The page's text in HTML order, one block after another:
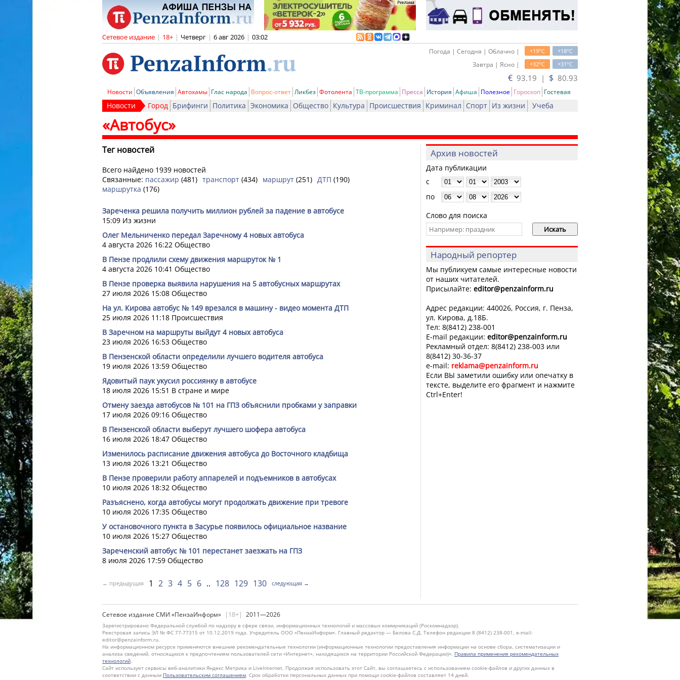
Сетевое издание | 18+ | Четверг | 6 авг 2026 | 03:02
+18oC
+19oC
Погода | Сегодня | Облачно |
+31oC
+32oC
Завтра | Ясно |
€ 93.19 | $ 80.93
Новости Объявления Автохамы Глас народа Вопрос-ответ Ликбез Фотолента ТВ-программа Пресса История Афиша Полезное Гороскоп Гостевая
Новости Город Брифинги Политика Экономика Общество Культура Происшествия Криминал Спорт Из жизни Учеба
«Автобус»
Тег новостей
Всего найдено 1939 новостей
Связанные: пассажир (481) транспорт (434) маршрут (251) ДТП (190)
маршрутка (176)
Зареченка решила получить миллион рублей за падение в автобусе
15:09 Из жизни
Олег Мельниченко передал Заречному 4 новых автобуса
4 августа 2026 16:22 Общество
В Пензе продлили схему движения маршруток № 1
4 августа 2026 10:41 Общество
В Пензе проверка выявила нарушения на 5 автобусных маршрутах
27 июля 2026 15:08 Общество
На ул. Кирова автобус № 149 врезался в машину - видео момента ДТП
25 июля 2026 11:18 Происшествия
В Заречном на маршруты выйдут 4 новых автобуса
23 июля 2026 16:53 Общество
В Пензенской области определили лучшего водителя автобуса
19 июля 2026 13:59 Общество
Ядовитый паук укусил россиянку в автобусе
18 июля 2026 15:51 В стране и мире
Отмену заезда автобусов № 101 на ГПЗ объяснили пробками у заправки
17 июля 2026 09:16 Общество
В Пензенской области выберут лучшего шофера автобуса
16 июля 2026 18:47 Общество
Изменилось расписание движения автобуса до Восточного кладбища
13 июля 2026 13:21 Общество
В Пензе проверили работу аппарелей и подъемников в автобусах
10 июля 2026 18:32 Общество
Разъяснено, когда автобусы могут продолжать движение при тревоге
10 июля 2026 17:35 Общество
У остановочного пункта в Засурье появилось официальное название
10 июля 2026 15:27 Общество
Зареченский автобус № 101 перестанет заезжать на ГПЗ
8 июля 2026 17:59 Общество
← предыдущая 1 2 3 4 5 6 128 129 130 следующая →
Архив новостей
Дата публикации
с
по
Слово для поиска
Народный репортер
Мы публикуем самые интересные новости
от наших читателей.
Присылайте: editor@penzainform.ru
Адрес редакции: 440026, Россия, г. Пенза,
ул. Кирова, д.18Б.
Тел: 8(8412) 238-001
E-mail редакции: editor@penzainform.ru
Рекламный отдел: 8(8412) 238-003 или
8(8412) 30-36-37
e-mail: reklama@penzainform.ru
Если ВЫ заметили ошибку или опечатку в
тексте, выделите его фрагмент и нажмите
Ctrl+Enter!
Сетевое издание СМИ «ПензаИнформ» |18+| 2011—2026
Зарегистрировано Федеральной службой по надзору в сфере связи, информационных технологий и массовых коммуникаций (Роскомнадзор).
Реестровая запись ЭЛ № ФС 77-77315 от 10.12.2019 года. Учредитель ООО «ПензаИнформ». Главный редактор — Белова С.Д. Телефон редакции 8 (8412) 238-001, e-mail:
editor@penzainform.ru.
На информационном ресурсе применяются внешние рекомендательные технологии (информационные технологии предоставления информации на основе сбора, систематизации и
анализа сведений, относящихся к предпочтениям пользователей сети «Интернет», находящихся на территории Российской Федерации)». Правила применения рекомендательных
технологий.
Сайт использует сервисы веб-аналитики Яндекс Метрика и LiveInternet. Продолжая использовать этот Сайт, вы соглашаетесь с использованием cookie-файлов и других данных в
соответствии с данным Пользовательским соглашением. Срок обработки персональных данных при помощи cookie-файлов составляет 14 дней.